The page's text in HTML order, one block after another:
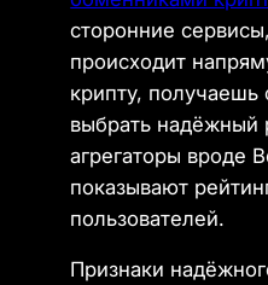
сторонние
происходит
крипту, получаешь
выбрать надёжный
агрегаторы вроде
показывают
пользователей.
Признаки